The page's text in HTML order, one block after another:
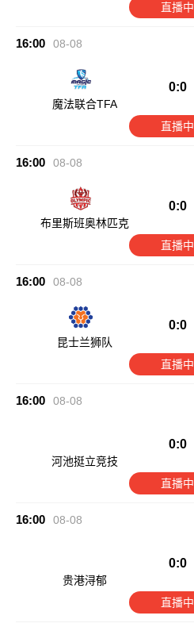
直播中
16:00 08-08
魔法联合TFA
0:0
直播中
16:00 08-08
布里斯班奥林匹克
0:0
直播中
16:00 08-08
昆士兰狮队
0:0
直播中
16:00 08-08
河池挺立竞技
0:0
直播中
16:00 08-08
贵港浔郁
0:0
直播中